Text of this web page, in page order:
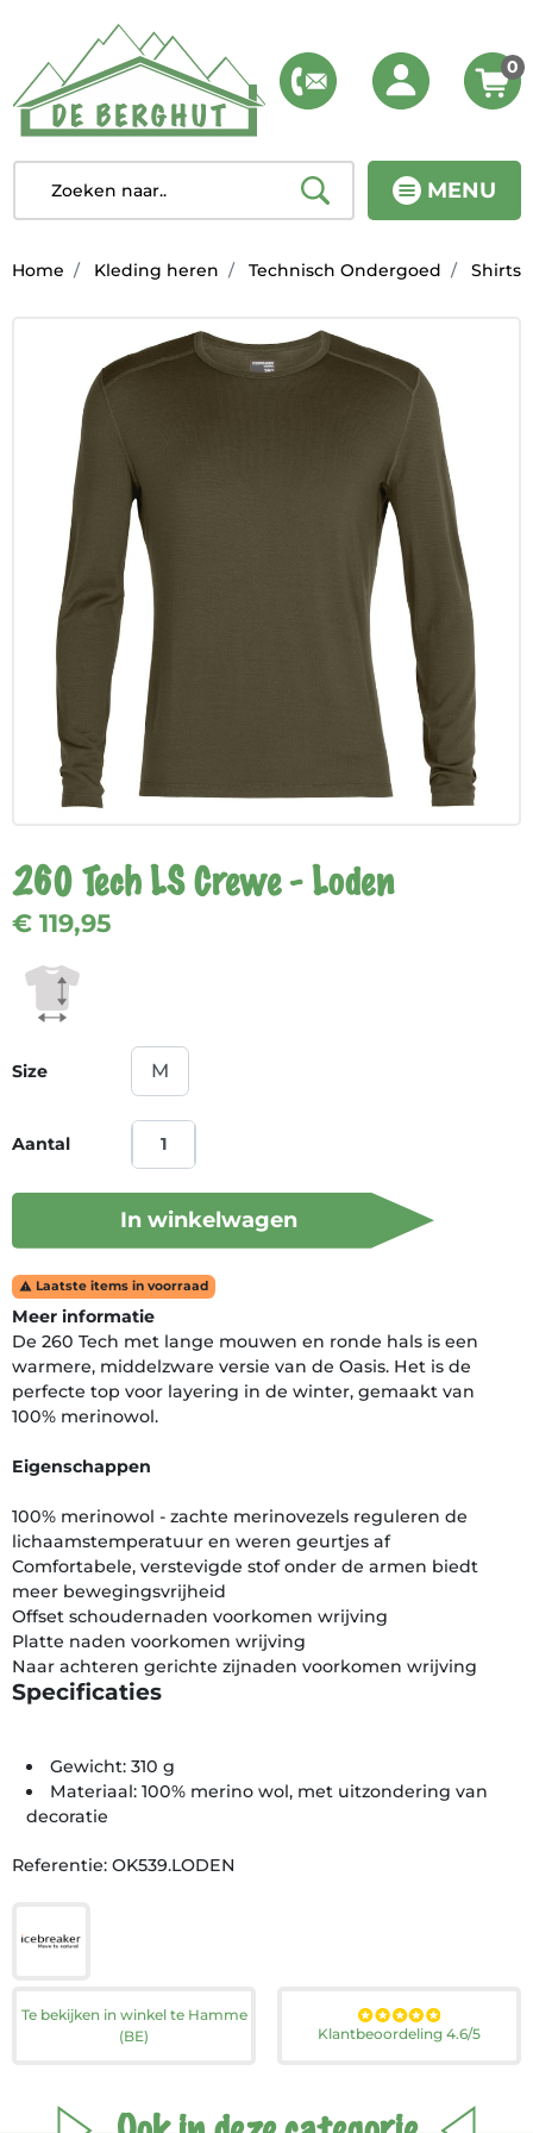
MENU
0
Home Kleding heren Technisch Ondergoed Shirts
260 Tech LS Crewe - Loden
€ 119,95
Size
Aantal
In winkelwagen
 Laatste items in voorraad
Meer informatie
De 260 Tech met lange mouwen en ronde hals is een
warmere, middelzware versie van de Oasis. Het is de
perfecte top voor layering in de winter, gemaakt van
100% merinowol.
Eigenschappen
100% merinowol - zachte merinovezels reguleren de
lichaamstemperatuur en weren geurtjes af
Comfortabele, verstevigde stof onder de armen biedt
meer bewegingsvrijheid
Offset schoudernaden voorkomen wrijving
Platte naden voorkomen wrijving
Naar achteren gerichte zijnaden voorkomen wrijving
Specificaties
Gewicht: 310 g
Materiaal: 100% merino wol, met uitzondering van
decoratie
Referentie: OK539.LODEN
Te bekijken in winkel te Hamme
(BE)
Klantbeoordeling 4.6/5